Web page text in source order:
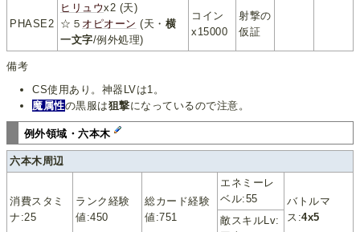
PHASE2
ヒリュウx2 (天)
☆５ オピオーン (天・ 横
一文字/例外処理)
コイン
x15000
射撃の
仮証
備考
CS使用あり。神器LVは1。
魔属性の黒服は狙撃になっているので注意。
例外領域・六本木
六本木周辺
消費スタミ
ナ:25
ランク経験
値:450
総カード経験
値:751
エネミーレ
ベル:55
バトルマ
ス:4x5
敵スキルLv: